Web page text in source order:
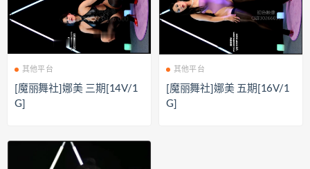
其他平台
[魔丽舞社]娜美 三期[14V/1
G]
其他平台
[魔丽舞社]娜美 五期[16V/1
G]